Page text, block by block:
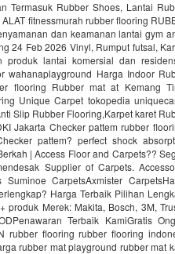
Termasuk Rubber Shoes, Lantai
fitnessmurah rubber flooring
dan keamanan lantai gym
24 Feb 2026 Vinyl, Rumput futsal,
produk lantai komersial dan
wahanaplayground Harga Indoor
flooring Rubber mat at Kemang
Unique Carpet tokopedia
Slip Rubber Flooring,Karpet karet
Jakarta Checker pattem rubber
pattem? perfect shock
| Access Floor and Carpets??
Supplier of Carpets.
CarpetsAxmister
Harga Terbaik Pilihan
Merek: Makita, Bosch, 3M,
Terbaik KamiGratis
rubber flooring rubber flooring
rubber mat playground rubber mat